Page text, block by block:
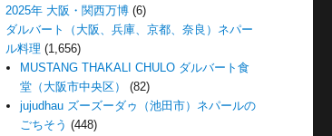
2025年 大阪・関西万博 (6)
ダルバート（大阪、兵庫、京都、奈良）ネパー
ル料理 (1,656)
MUSTANG THAKALI CHULO ダルバート食
堂（大阪市中央区）
(82)
jujudhau ズーズーダゥ（池田市）ネパールの
ごちそう (448)